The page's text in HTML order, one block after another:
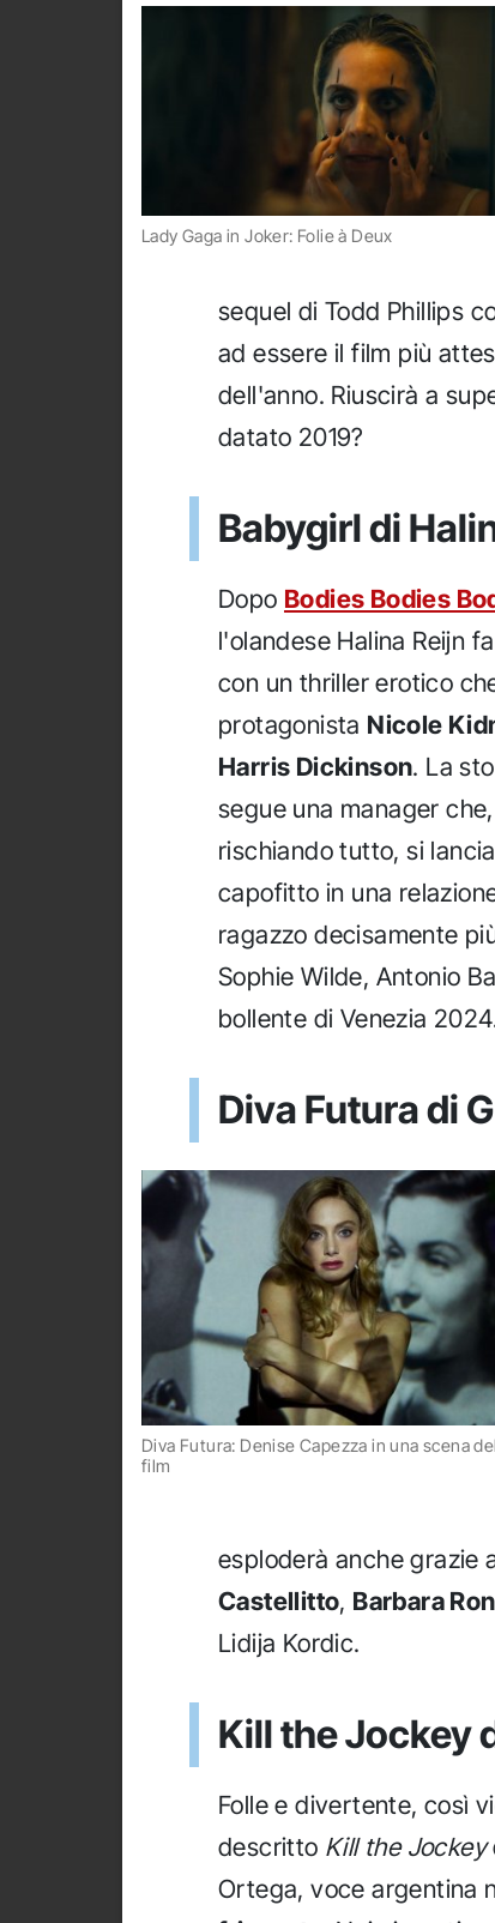
Lady Gaga in Joker: Folie à Deux
sequel di Todd Phillips
ad essere il film più
dell'anno. Riuscirà a
datato 2019?
Babygirl di
Dopo Bodies Bodies
l'olandese Halina Reijn
con un thriller erotico
protagonista Nicole
Harris Dickinson. La
segue una manager che,
rischiando tutto, si
capofitto in una
ragazzo decisamente
Sophie Wilde, Antonio
bollente di Venezia
Diva Futura di
Diva Futura: Denise Capezza in una scena del
film
esploderà anche grazie
Castellitto, Barbara
Lidija Kordic.
Kill the Jockey
Folle e divertente, così
descritto Kill the Jockey
Ortega, voce argentina